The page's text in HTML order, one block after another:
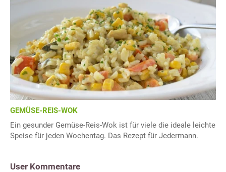
GEMÜSE-REIS-WOK
Ein gesunder Gemüse-Reis-Wok ist für viele die ideale leichte
Speise für jeden Wochentag. Das Rezept für Jedermann.
User Kommentare